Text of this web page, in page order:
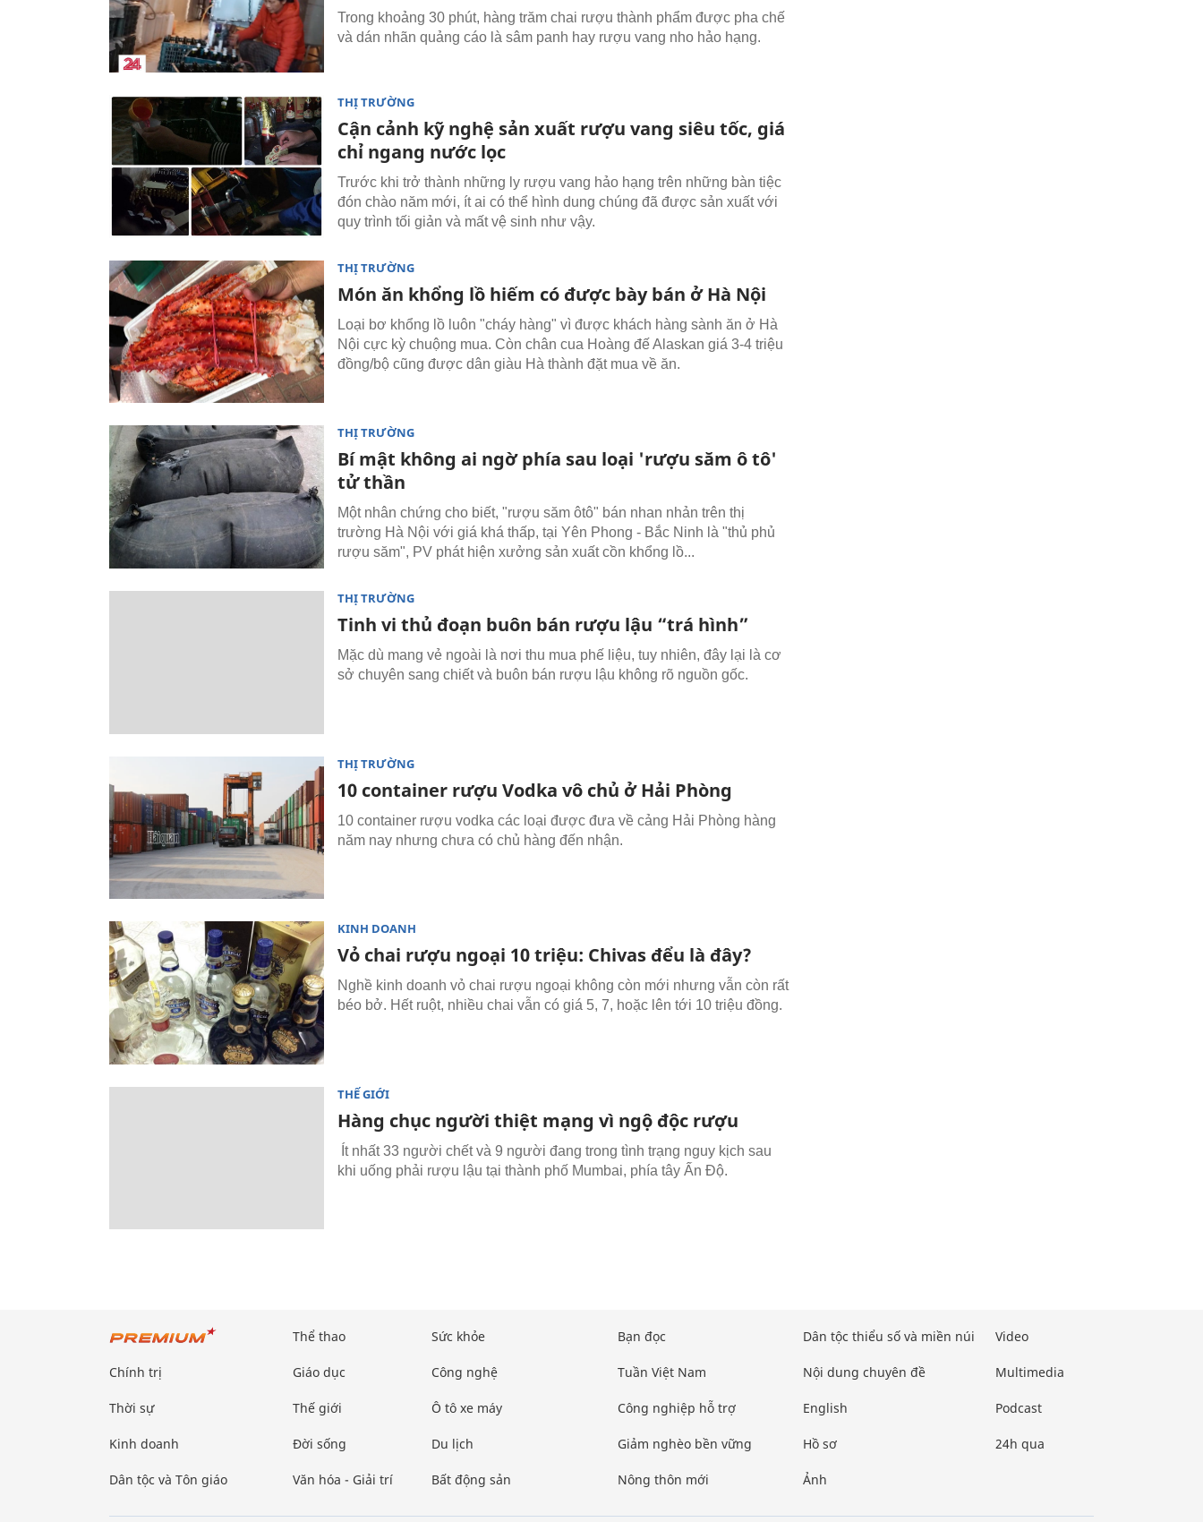
Trong khoảng 30 phút, hàng trăm chai rượu thành phẩm được pha chế
và dán nhãn quảng cáo là sâm panh hay rượu vang nho hảo hạng.
THỊ TRƯỜNG
Cận cảnh kỹ nghệ sản xuất rượu vang siêu tốc, giá
chỉ ngang nước lọc
Trước khi trở thành những ly rượu vang hảo hạng trên những bàn tiệc
đón chào năm mới, ít ai có thể hình dung chúng đã được sản xuất với
quy trình tối giản và mất vệ sinh như vậy.
THỊ TRƯỜNG
Món ăn khổng lồ hiếm có được bày bán ở Hà Nội
Loại bơ khổng lồ luôn "cháy hàng" vì được khách hàng sành ăn ở Hà
Nội cực kỳ chuộng mua. Còn chân cua Hoàng đế Alaskan giá 3-4 triệu
đồng/bộ cũng được dân giàu Hà thành đặt mua về ăn.
THỊ TRƯỜNG
Bí mật không ai ngờ phía sau loại 'rượu săm ô tô'
tử thần
Một nhân chứng cho biết, "rượu săm ôtô" bán nhan nhản trên thị
trường Hà Nội với giá khá thấp, tại Yên Phong - Bắc Ninh là "thủ phủ
rượu săm", PV phát hiện xưởng sản xuất cồn khổng lồ...
THỊ TRƯỜNG
Tinh vi thủ đoạn buôn bán rượu lậu “trá hình”
Mặc dù mang vẻ ngoài là nơi thu mua phế liệu, tuy nhiên, đây lại là cơ
sở chuyên sang chiết và buôn bán rượu lậu không rõ nguồn gốc.
THỊ TRƯỜNG
10 container rượu Vodka vô chủ ở Hải Phòng
10 container rượu vodka các loại được đưa về cảng Hải Phòng hàng
năm nay nhưng chưa có chủ hàng đến nhận.
KINH DOANH
Vỏ chai rượu ngoại 10 triệu: Chivas đểu là đây?
Nghề kinh doanh vỏ chai rượu ngoại không còn mới nhưng vẫn còn rất
béo bở. Hết ruột, nhiều chai vẫn có giá 5, 7, hoặc lên tới 10 triệu đồng.
THẾ GIỚI
Hàng chục người thiệt mạng vì ngộ độc rượu
Ít nhất 33 người chết và 9 người đang trong tình trạng nguy kịch sau
khi uống phải rượu lậu tại thành phố Mumbai, phía tây Ấn Độ.
Chính trị
Thời sự
Kinh doanh
Dân tộc và Tôn giáo
Thể thao
Giáo dục
Thế giới
Đời sống
Văn hóa - Giải trí
Sức khỏe
Công nghệ
Ô tô xe máy
Du lịch
Bất động sản
Bạn đọc
Tuần Việt Nam
Công nghiệp hỗ trợ
Giảm nghèo bền vững
Nông thôn mới
Dân tộc thiểu số và miền núi
Nội dung chuyên đề
English
Hồ sơ
Ảnh
Video
Multimedia
Podcast
24h qua